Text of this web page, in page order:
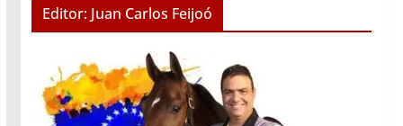
Editor: Juan Carlos Feijoó